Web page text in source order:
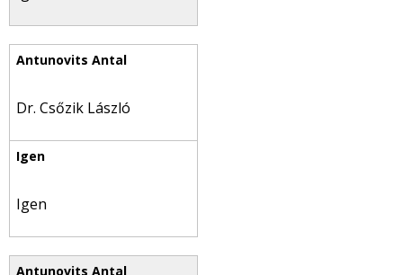
Dr. Csőzik László
Igen